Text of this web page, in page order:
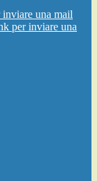
una mail
per inviare una